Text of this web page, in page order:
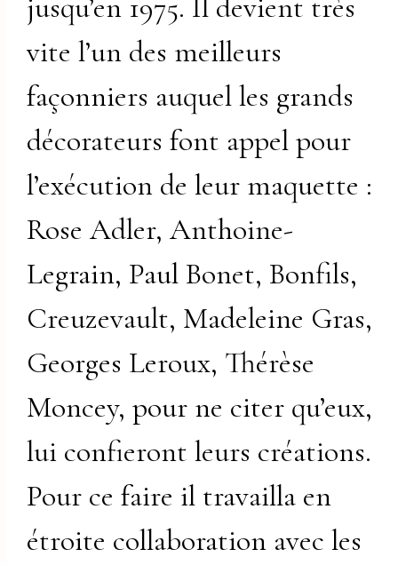
jusqu’en 1975. Il devient très
vite l’un des meilleurs
façonniers auquel les grands
décorateurs font appel pour
l’exécution de leur maquette :
Rose Adler, Anthoine-
Legrain, Paul Bonet, Bonfils,
Creuzevault, Madeleine Gras,
Georges Leroux, Thérèse
Moncey, pour ne citer qu’eux,
lui confieront leurs créations.
Pour ce faire il travailla en
étroite collaboration avec les